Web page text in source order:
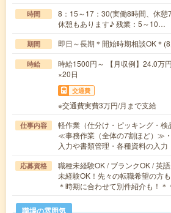
時間
8：15～17：30(実働8時間、休
休憩もあります♪ 残業：5～10…
期間 即日～長期＊開始時期相談OK＊
時給
時給1500円～ 【月収例】24.0万
×20日
交通費
※交通費実費3万円/月まで支給
仕事内容
軽作業（仕分け・ピッキング・検
≪事務作業（全体の7割ほど）≫
入力や書類管理・各種資料の入
応募資格
職種未経験OK / ブランクOK / 英
未経験OK！先々の転職希望の方
＊時期に合わせて別件紹介も！
職場の雰囲気